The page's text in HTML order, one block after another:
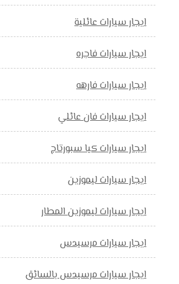
ايجار سيارات عائلية
ايجار سيارات فاجره
ايجار سيارات فارهه
ايجار سيارات فان عائلي
ايجار سيارات كيا سبورتاج
ايجار سيارات ليموزين
ايجار سيارات ليموزين المطار
ايجار سيارات مرسيدس
ايجار سيارات مرسيدس بالسائق